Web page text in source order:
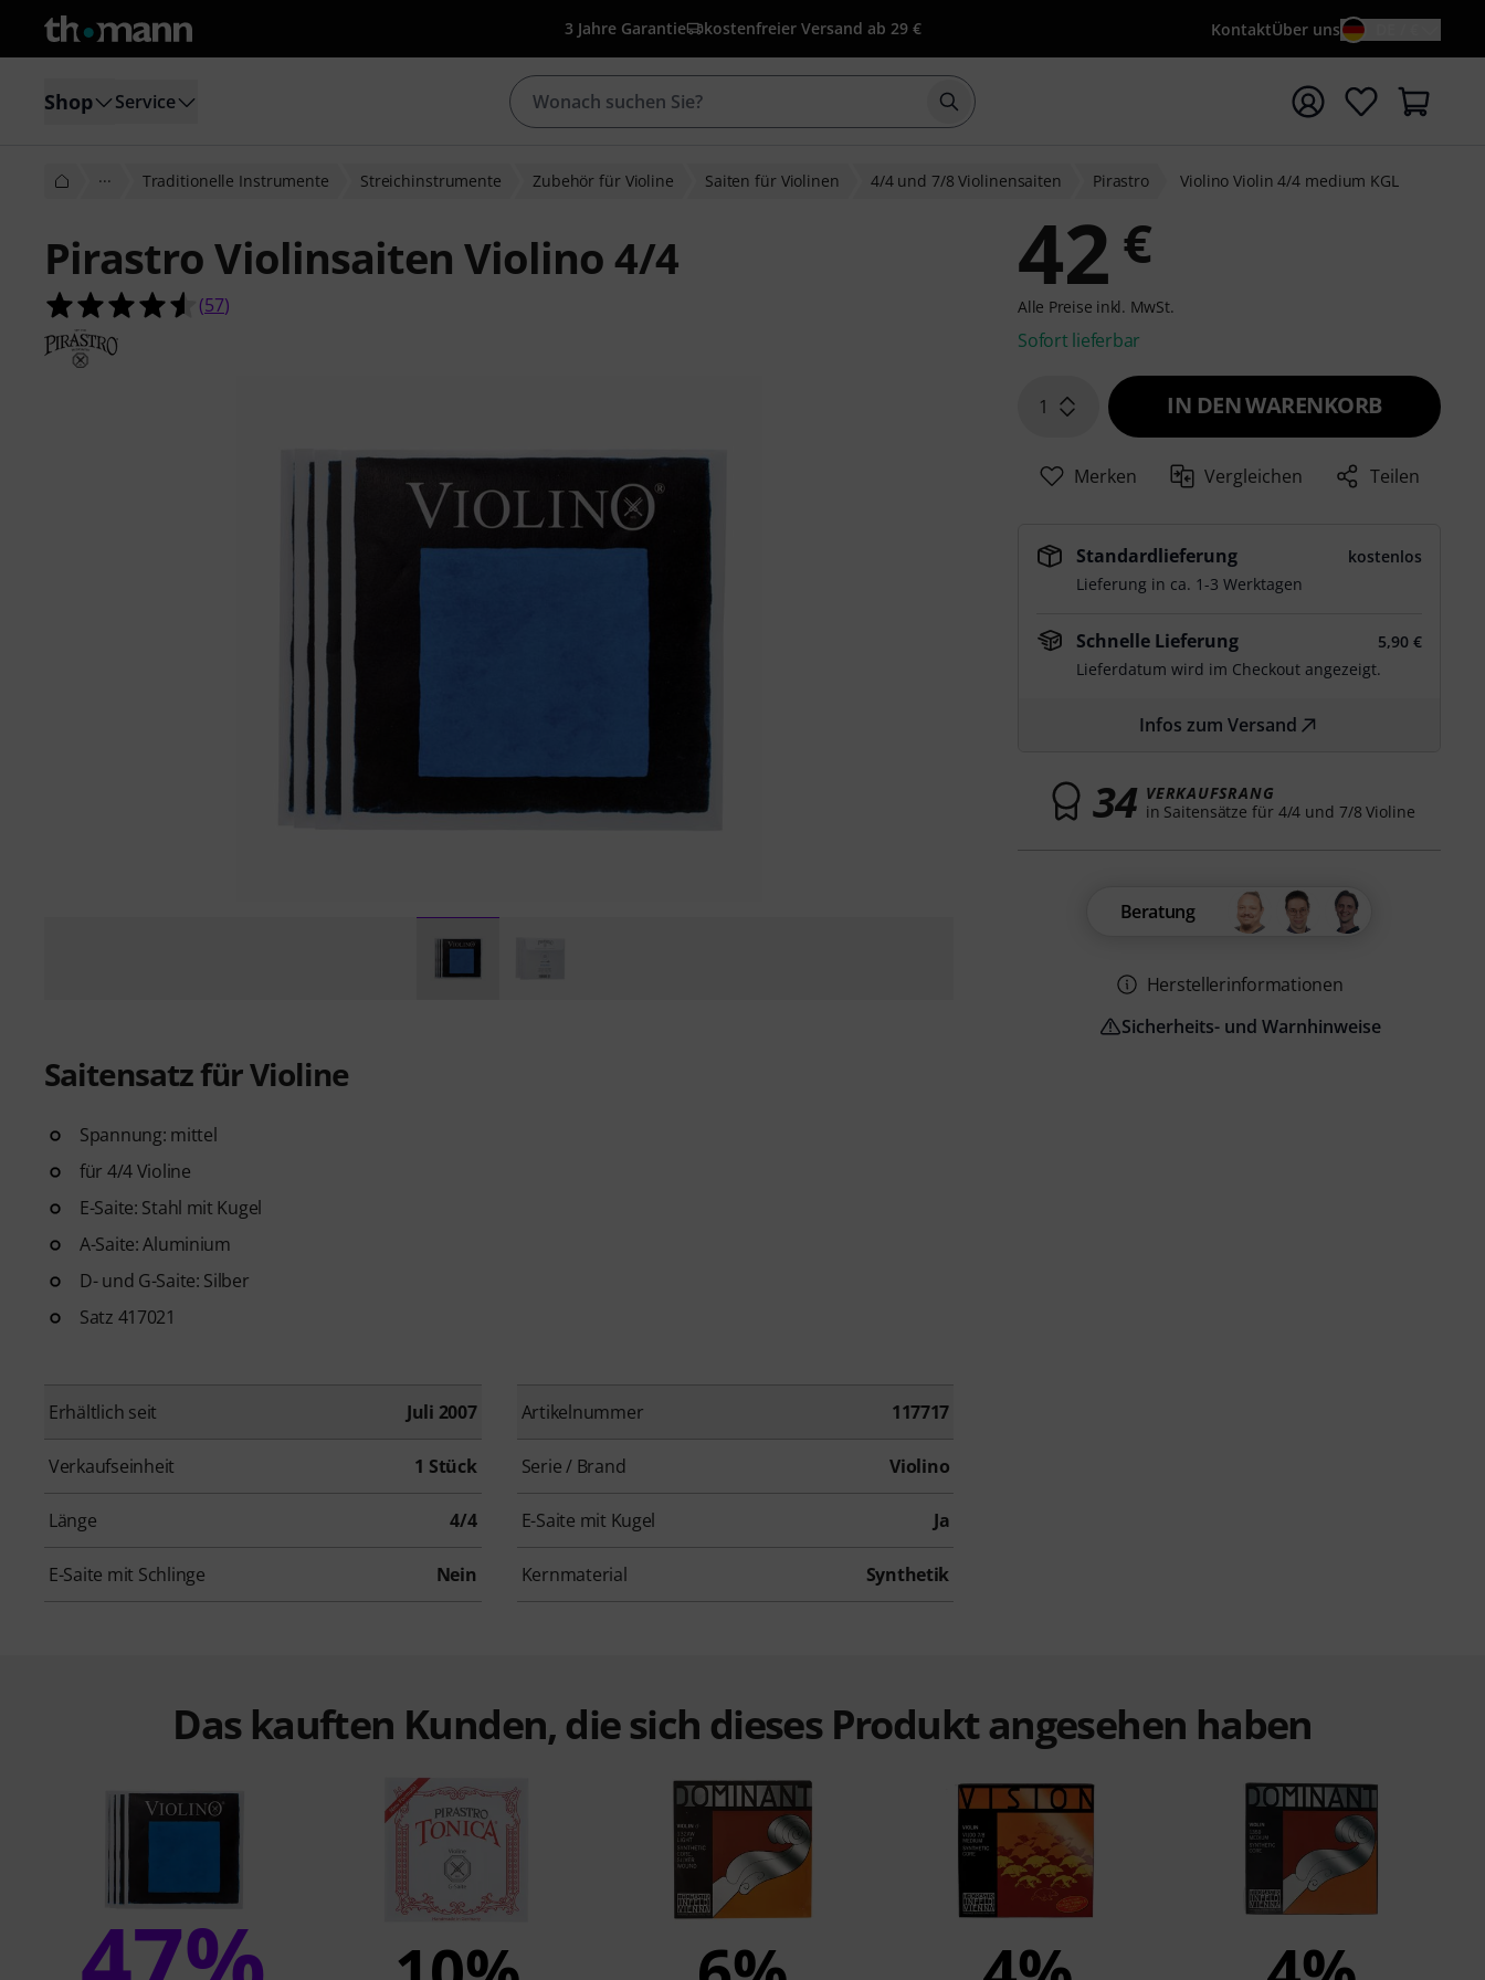
3 Jahre Garantie kostenfreier Versand ab 29 € KontaktÜber uns
Shop Service Suche mit Suchwort {searchTerm} starten
··· Traditionelle Instrumente Streichinstrumente Zubehör für Violine Saiten für Violinen 4/4 und 7/8 Violinensaiten Pirastro Violino Violin 4/4 medium KGL
Pirastro Violinsaiten Violino 4/4
4.5 von 5 Sternen aus 57 Kundenbewertungen
(57)
Saitensatz für Violine
Spannung: mittel
für 4/4 Violine
E-Saite: Stahl mit Kugel
A-Saite: Aluminium
D- und G-Saite: Silber
Satz 417021
Erhältlich seit Juli 2007 Artikelnummer 117717
Verkaufseinheit 1 Stück Serie / Brand Violino
Länge 4/4 E-Saite mit Kugel Ja
E-Saite mit Schlinge Nein Kernmaterial Synthetik
42 €
Alle Preise inkl. MwSt.
Sofort lieferbar
1 IN DEN WARENKORB
Merken Vergleichen Teilen
Standardlieferung
kostenlos
Lieferung in ca. 1-3 Werktagen
Schnelle Lieferung
5,90 €
Lieferdatum wird im Checkout angezeigt.
Infos zum Versand
34 VERKAUFSRANG
in Saitensätze für 4/4 und 7/8 Violine
Beratung
Herstellerinformationen
Sicherheits- und Warnhinweise
Das kauften Kunden, die sich dieses Produkt angesehen haben